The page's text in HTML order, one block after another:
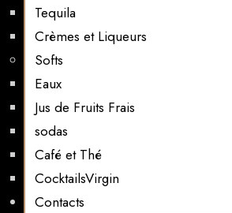
Tequila
Crèmes et Liqueurs
Softs
Eaux
Jus de Fruits Frais
sodas
Café et Thé
CocktailsVirgin​
Contacts